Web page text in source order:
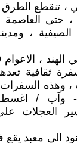
، تنقطع
، حتى
،
ثقافية
، وهذه
- وآب /
العجلات
الى معبد